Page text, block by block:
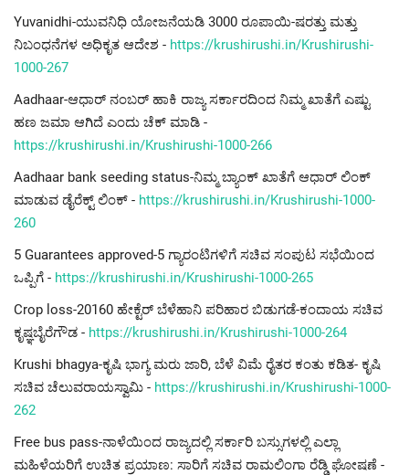
Yuvanidhi-ಯುವನಿಧಿ ಯೋಜನೆಯಡಿ 3000 ರೂಪಾಯಿ-ಷರತ್ತು ಮತ್ತು
ನಿಬಂಧನೆಗಳ ಅಧಿಕೃತ ಆದೇಶ - https://krushirushi.in/Krushirushi-
1000-267
Aadhaar-ಆಧಾರ್ ನಂಬರ್ ಹಾಕಿ ರಾಜ್ಯ ಸರ್ಕಾರದಿಂದ ನಿಮ್ಮ ಖಾತೆಗೆ ಎಷ್ಟು
ಹಣ ಜಮಾ ಆಗಿದೆ ಎಂದು ಚೆಕ್ ಮಾಡಿ -
https://krushirushi.in/Krushirushi-1000-266
Aadhaar bank seeding status-ನಿಮ್ಮ ಬ್ಯಾಂಕ್ ಖಾತೆಗೆ ಆಧಾರ್ ಲಿಂಕ್
ಮಾಡುವ ಡೈರೆಕ್ಟ್ ಲಿಂಕ್ - https://krushirushi.in/Krushirushi-1000-
260
5 Guarantees approved-5 ಗ್ಯಾರಂಟಿಗಳಿಗೆ ಸಚಿವ ಸಂಪುಟ ಸಭೆಯಿಂದ
ಒಪ್ಪಿಗೆ - https://krushirushi.in/Krushirushi-1000-265
Crop loss-20160 ಹೇಕ್ಟೆರ್ ಬೆಳೆಹಾನಿ ಪರಿಹಾರ ಬಿಡುಗಡೆ-ಕಂದಾಯ ಸಚಿವ
ಕೃಷ್ಞಬೈರೆಗೌಡ - https://krushirushi.in/Krushirushi-1000-264
Krushi bhagya-ಕೃಷಿ ಭಾಗ್ಯ ಮರು ಜಾರಿ, ಬೆಳೆ ವಿಮೆ ರೈತರ ಕಂತು ಕಡಿತ- ಕೃಷಿ
ಸಚಿವ ಚೆಲುವರಾಯಸ್ವಾಮಿ - https://krushirushi.in/Krushirushi-1000-
262
Free bus pass-ನಾಳೆಯಿಂದ ರಾಜ್ಯದಲ್ಲಿ ಸರ್ಕಾರಿ ಬಸ್ಸುಗಳಲ್ಲಿ ಎಲ್ಲಾ
ಮಹಿಳೆಯರಿಗೆ ಉಚಿತ ಪ್ರಯಾಣ: ಸಾರಿಗೆ ಸಚಿವ ರಾಮಲಿಂಗಾ ರೆಡ್ಡಿ ಘೋಷಣೆ -